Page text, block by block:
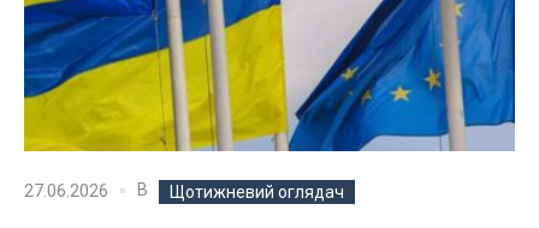
27.06.2026 В Щотижневий оглядач